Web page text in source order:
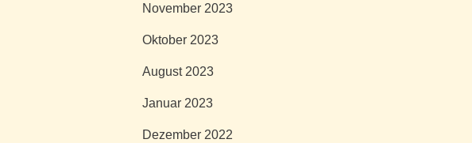
November 2023
Oktober 2023
August 2023
Januar 2023
Dezember 2022